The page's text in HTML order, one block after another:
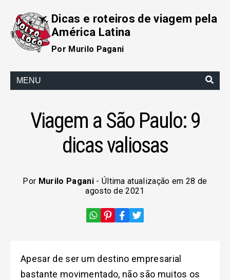
Dicas e roteiros de viagem pela
América Latina
Por Murilo Pagani
MENU
Viagem a São Paulo: 9
dicas valiosas
Por Murilo Pagani- Última atualização em 28 de
agosto de 2021
Apesar de ser um destino empresarial
bastante movimentado, não são muitos os